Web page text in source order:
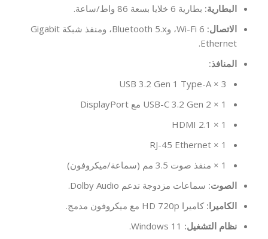
البطارية: بطارية 6 خلايا بسعة 86 واط/ساعة.
الاتصال:
Wi-Fi 6، وBluetooth 5.x، ومنفذ شبكة Gigabit
Ethernet.
المنافذ:
3 × USB 3.2 Gen 1 Type-A
1 × USB-C 3.2 Gen 2 مع DisplayPort
1 × HDMI 2.1
1 × RJ-45 Ethernet
1 × منفذ صوت 3.5 مم (سماعة/ميكروفون)
الصوت: سماعات مزدوجة تدعم Dolby Audio.
الكاميرا: كاميرا HD 720p مع ميكروفون مدمج.
نظام التشغيل: